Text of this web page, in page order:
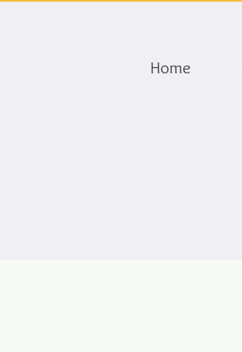
Home